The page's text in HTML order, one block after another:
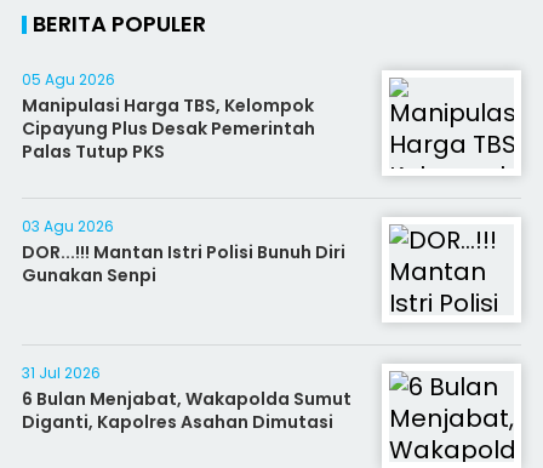
BERITA POPULER
05 Agu 2026
Manipulasi Harga TBS, Kelompok
Cipayung Plus Desak Pemerintah
Palas Tutup PKS
03 Agu 2026
DOR...!!! Mantan Istri Polisi Bunuh Diri
Gunakan Senpi
31 Jul 2026
6 Bulan Menjabat, Wakapolda Sumut
Diganti, Kapolres Asahan Dimutasi